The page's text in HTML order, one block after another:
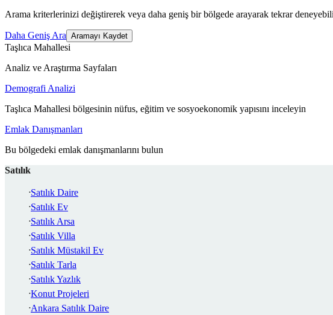
Arama kriterlerinizi değiştirerek veya daha geniş bir bölgede arayarak tekrar
Daha Geniş Ara Aramayı Kaydet
Taşlıca Mahallesi
Analiz ve Araştırma Sayfaları
Demografi Analizi
Taşlıca Mahallesi bölgesinin nüfus, eğitim ve sosyoekonomik yapısını inceleyin
Emlak Danışmanları
Bu bölgedeki emlak danışmanlarını bulun
Satılık
Satılık Daire
Satılık Ev
Satılık Arsa
Satılık Villa
Satılık Müstakil Ev
Satılık Tarla
Satılık Yazlık
Konut Projeleri
Ankara Satılık Daire